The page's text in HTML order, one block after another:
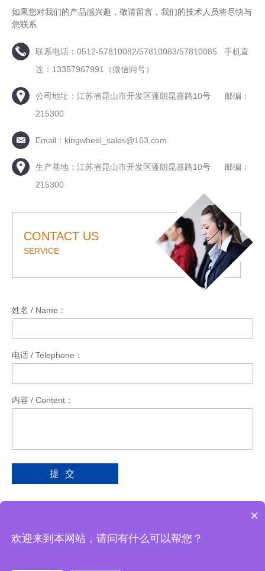
如果您对我们的产品感兴趣，敬请留言，我们的技术人员将尽快与
您联系
联系电话：0512-57810082/57810083/57810085 手机直
连：13357967991（微信同号）
公司地址：江苏省昆山市开发区蓬朗昆嘉路10号 邮编：
215300
Email：kingwheel_sales@163.com
生产基地：江苏省昆山市开发区蓬朗昆嘉路10号 邮编：
215300
CONTACT US
SERVICE
姓名 / Name：
电话 / Telephone：
内容 / Content：
提交
公安备案号：31010702007697
×
欢迎来到本网站，请问有什么可以帮您？